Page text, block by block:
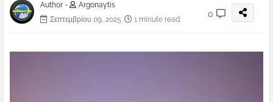
Author -
Argonaytis
Σεπτεμβρίου 09, 2025
1 minute read
0